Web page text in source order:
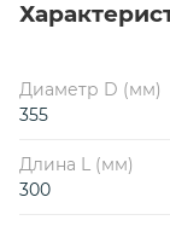
Диаметр D (мм)
355
Длина L (мм)
300